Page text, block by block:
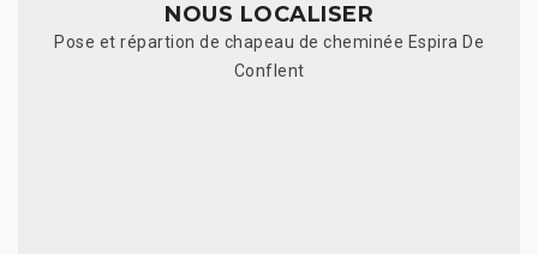
NOUS LOCALISER
Pose et répartion de chapeau de cheminée Espira De
Conflent